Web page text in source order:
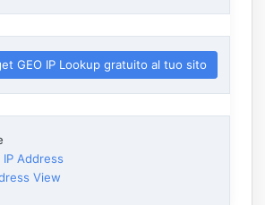
GEO IP Lookup gratuito al tuo sito
Address
View